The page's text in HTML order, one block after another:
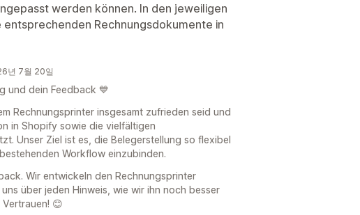
werden können. In den jeweiligen
Rechnungsdokumente in
년 7월 20일
und dein Feedback 💙
Rechnungsprinter insgesamt zufrieden seid und
in Shopify sowie die vielfältigen
Unser Ziel ist es, die Belegerstellung so flexibel
Workflow einzubinden.
Wir entwickeln den Rechnungsprinter
über jeden Hinweis, wie wir ihn noch besser
😊